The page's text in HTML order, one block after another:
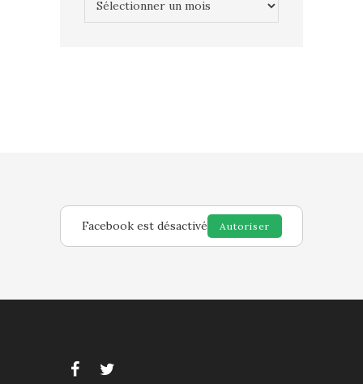
Facebook est désactivé Autoriser